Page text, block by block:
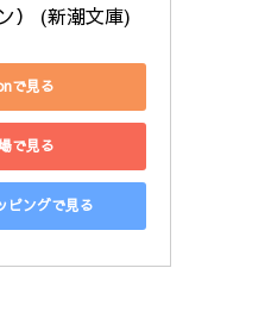
） (新潮文庫)
で見る
で見る
ピングで見る